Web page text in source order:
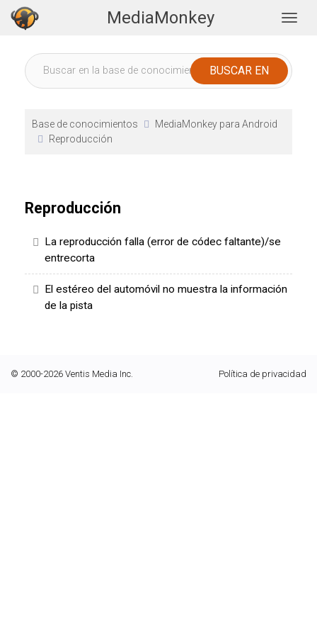
MediaMonkey
Base de conocimientos
MediaMonkey para Android
Reproducción
Reproducción
La reproducción falla (error de códec faltante)/se
entrecorta
El estéreo del automóvil no muestra la información
de la pista
© 2000-2026 Ventis Media Inc. Política de privacidad